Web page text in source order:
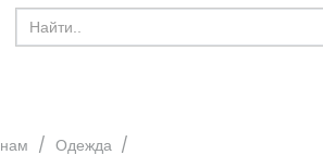
Search
for:
/ Одежда /